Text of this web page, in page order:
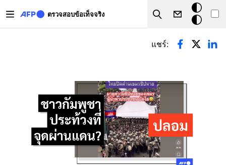
ตรวจสอบข้อเท็จจริง
Search
โหมด
มืด
Primary tabs
แชร์: